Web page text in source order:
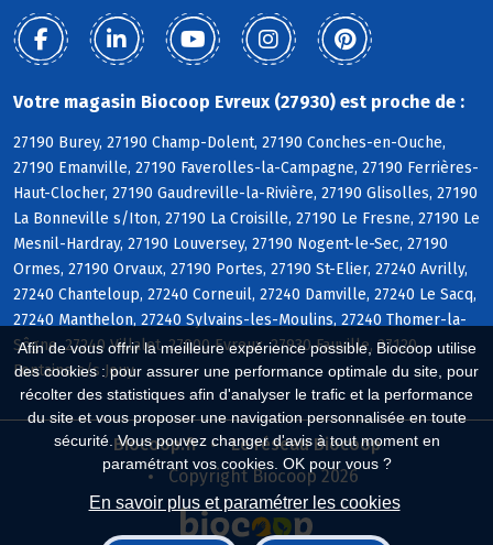
Afin de vous offrir la meilleure expérience possible, Biocoop utilise
des cookies : pour assurer une performance optimale du site, pour
récolter des statistiques afin d'analyser le trafic et la performance
du site et vous proposer une navigation personnalisée en toute
sécurité. Vous pouvez changer d'avis à tout moment en
paramétrant vos cookies. OK pour vous ?
En savoir plus et paramétrer les cookies
Votre magasin Biocoop Evreux (27930) est proche de :
27190 Burey, 27190 Champ-Dolent, 27190 Conches-en-Ouche,
27190 Emanville, 27190 Faverolles-la-Campagne, 27190 Ferrières-
Haut-Clocher, 27190 Gaudreville-la-Rivière, 27190 Glisolles, 27190
La Bonneville s/Iton, 27190 La Croisille, 27190 Le Fresne, 27190 Le
Mesnil-Hardray, 27190 Louversey, 27190 Nogent-le-Sec, 27190
Ormes, 27190 Orvaux, 27190 Portes, 27190 St-Elier, 27240 Avrilly,
27240 Chanteloup, 27240 Corneuil, 27240 Damville, 27240 Le Sacq,
27240 Manthelon, 27240 Sylvains-les-Moulins, 27240 Thomer-la-
Sôgne, 27240 Villalet, 27000 Evreux, 27930 Fauville, 27120
Fontaine s/s Jouy
Biocoop.fr
Le réseau Biocoop
Copyright Biocoop 2026